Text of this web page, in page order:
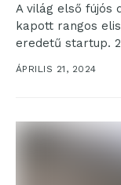
A világ első fújós
kapott rangos
eredetű startup.
ÁPRILIS 21, 2024